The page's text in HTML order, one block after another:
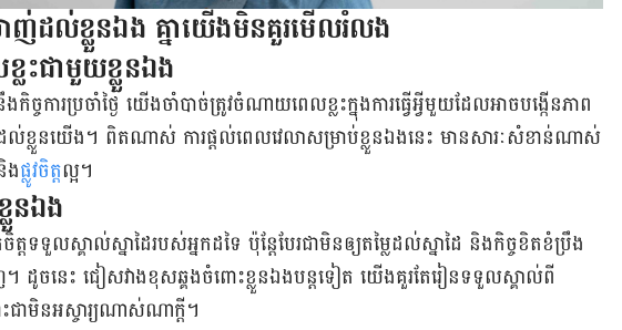
ាញ់​ដល់​ខ្លួន​ឯង​ ​គ្នា​យើង​មិន​គួរ​មើល​រំលង
ះ​ជាមួយ​ខ្លួន​ឯង
ការ​ប្រចាំ​ថ្ងៃ​ យើង​ចាំបាច់​ត្រូវ​​ចំណាយ​ពេល​ខ្លះ​​​ក្នុង​ការ​ធ្វើ​អ្វី​មួយ​​​ដែល​​​អាច​បង្កើន​ភាព​
ខ្លួន​យើង​​​។ ​ពិត​ណាស់​ ការ​ផ្តល់​ពេល​វេលាសម្រាប់​ខ្លួន​ឯង​នេះ មាន​សារៈសំខាន់​ណាស់​
ង​ផ្លូវ​ចិត្ត​ល្អ។
ន​ឯង
ត​ទទួល​ស្គាល់​ស្នាដៃ​របស់​អ្នក​ដទៃ​ ប៉ុន្តែ​បែរ​ជា​មិន​ឲ្យ​តម្លៃ​ដល់​ស្នាដៃ ​និង​កិច្ច​ខិតខំ​ប្រឹង
ដូច​នេះ ជៀសវាង​ខុស​ឆ្គង​ចំពោះ​ខ្លួន​ឯង​បន្ត​ទៀត យើង​គួរ​តែ​រៀន​ទទួល​ស្គាល់​ពី​​
ា​មិន​អស្ចារ្យ​ណាស់​ណា​ក្តី។